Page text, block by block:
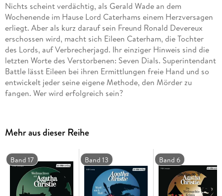
Nichts scheint verdächtig, als Gerald Wade an dem
Wochenende im Hause Lord Caterhams einem Herzversagen
erliegt. Aber als kurz darauf sein Freund Ronald Devereux
erschossen wird, macht sich Eileen Caterham, die Tochter
des Lords, auf Verbrecherjagd. Ihr einziger Hinweis sind die
letzten Worte des Verstorbenen: Seven Dials. Superintendant
Battle lässt Eileen bei ihren Ermittlungen freie Hand und so
entwickelt jeder seine eigene Methode, den Mörder zu
fangen. Wer wird erfolgreich sein?
Eileen Caterham, die Tochter des Lords, auf Verbrecherjagd.
Ihr einziger Hinweis sind die letzten Worte des Verstorbenen:
Seven Dials. Superintendent Battle lässt Eileen bei ihren
Ermittlungen freie Hand und so entwickelt jeder seine eigene
Methode, den Mörder zu fangen.
Mehr aus dieser Reihe
Band 17 Band 13 Band 6